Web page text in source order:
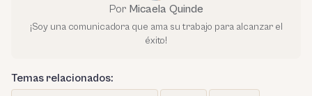
Por Micaela Quinde
¡Soy una comunicadora que ama su trabajo para alcanzar el
éxito!
Temas relacionados: